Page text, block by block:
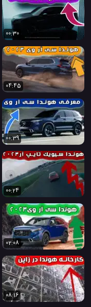
00:30
04:45
00:39
00:24
02:08
08:16